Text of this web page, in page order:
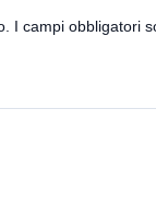
I campi obbligatori